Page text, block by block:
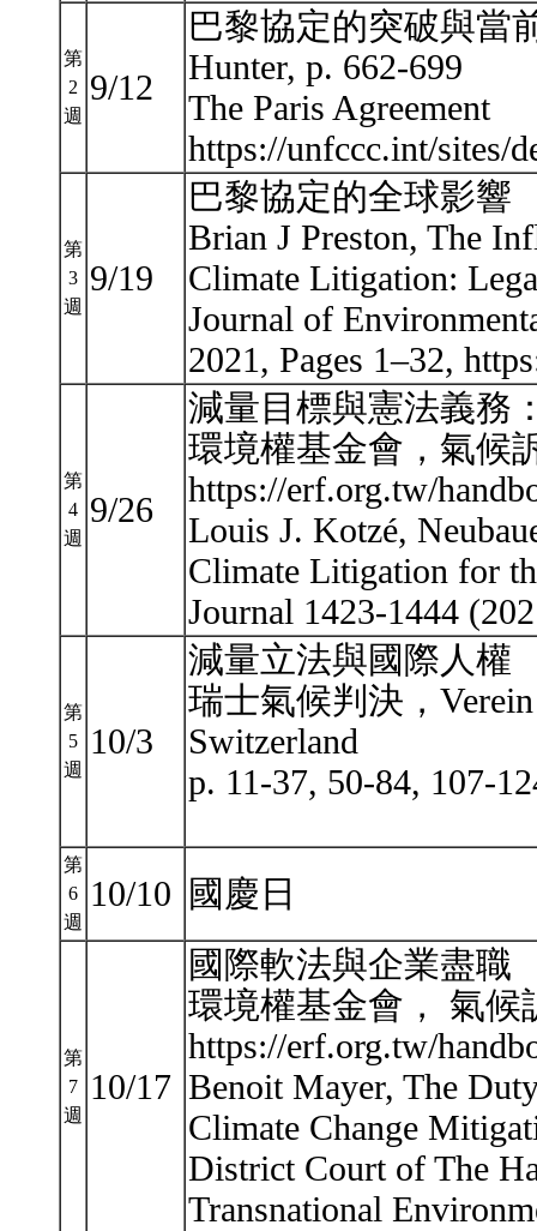
第
2
週
9/12
巴黎協定的突破與當
Hunter, p. 662-699
The Paris Agreement
https://unfccc.int/sites/
第
3
週
9/19
巴黎協定的全球影響
Brian J Preston, The
Climate Litigation:
Journal of
2021, Pages 1–32,
第
4
週
9/26
減量目標與憲法義務
環境權基金會，氣候
https://erf.org.tw/
Louis J. Kotzé,
Climate Litigation for
Journal 1423-1444
第
5
週
10/3
減量立法與國際人權
瑞士氣候判決，
Switzerland
p. 11-37, 50-84, 107-
第
6
週
10/10 國慶日
第
7
週
10/17
國際軟法與企業盡職
環境權基金會， 氣候
https://erf.org.tw/
Benoit Mayer, The
Climate Change
District Court of The
Transnational